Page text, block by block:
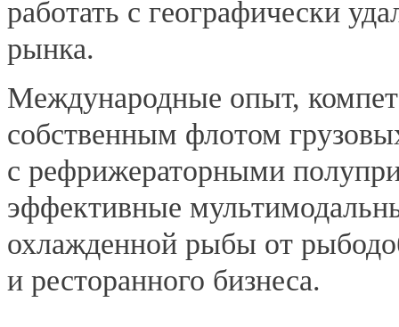
работать с географически
рынка.
Международные опыт,
собственным флотом
с рефрижераторными
эффективные
охлажденной рыбы от
и ресторанного бизнеса.